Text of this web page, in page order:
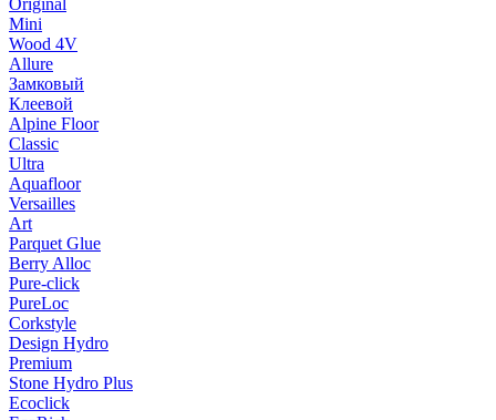
Original
Mini
Wood 4V
Allure
Замковый
Клеевой
Alpine Floor
Classic
Ultra
Aquafloor
Versailles
Art
Parquet Glue
Berry Alloc
Pure-click
PureLoc
Corkstyle
Design Hydro
Premium
Stone Hydro Plus
Ecoclick